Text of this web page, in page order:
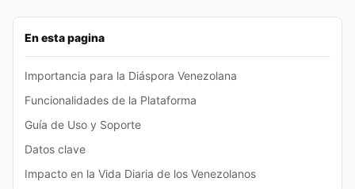
En esta pagina
Importancia para la Diáspora Venezolana
Funcionalidades de la Plataforma
Guía de Uso y Soporte
Datos clave
Impacto en la Vida Diaria de los Venezolanos